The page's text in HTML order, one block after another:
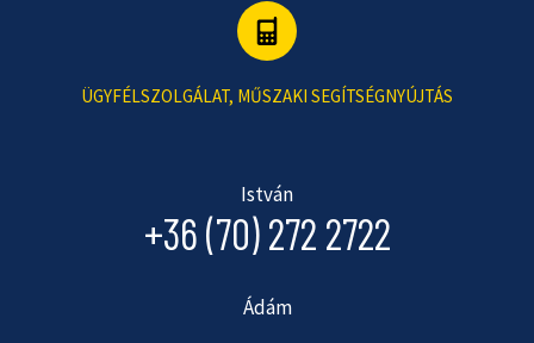
ÜGYFÉLSZOLGÁLAT, MŰSZAKI SEGÍTSÉGNYÚJTÁS
István
+36 (70) 272 2722
Ádám